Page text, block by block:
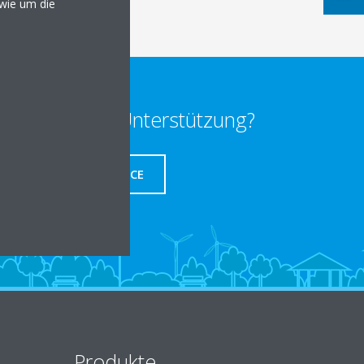
Benötigen Sie Unterstützung?
SERVICE
um die